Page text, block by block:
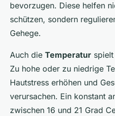
bevorzugen. Diese helfen
schützen, sondern
Gehege.
Auch die Temperatur
Zu hohe oder zu niedrige
Hautstress erhöhen und
verursachen. Ein konstant
zwischen 16 und 21 Grad